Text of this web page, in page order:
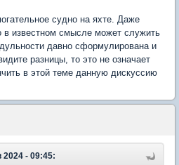
судно на яхте. Даже
в известном смысле может служить
давно сформулирована и
разницы, то это не означает
в этой теме данную дискуссию
2024 - 09:45: